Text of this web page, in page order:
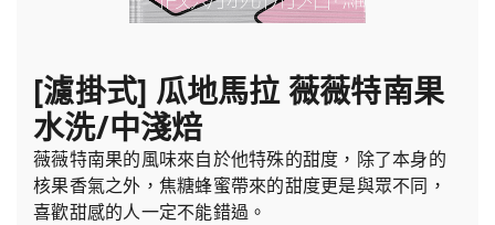
[濾掛式] 瓜地馬拉 薇薇特南果
水洗/中淺焙
薇薇特南果的風味來自於他特殊的甜度，除了本身的
核果香氣之外，焦糖蜂蜜帶來的甜度更是與眾不同，
喜歡甜感的人一定不能錯過。